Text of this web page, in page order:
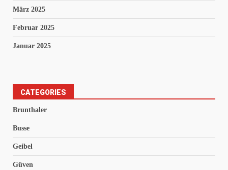
März 2025
Februar 2025
Januar 2025
CATEGORIES
Brunthaler
Busse
Geibel
Güven